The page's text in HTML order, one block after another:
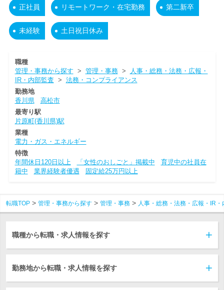
正社員 リモートワーク・在宅勤務 第二新卒
未経験 土日祝日休み
職種
管理・事務から探す > 管理・事務>
人事・総務・法務・広報・
IR・内部監査 > 法務・コンプライアンス
勤務地
香川県
高松市
最寄り駅
片原町(香川県)駅
業種
電力・ガス・エネルギー
特徴
年間休日120日以上
「女性のおしごと」掲載中
育児中の社員在
籍中
業界経験者優遇 固定給25万円以上
転職TOP 管理・事務から探す 管理・事務 人事・総務・法務・広報・IR・
職種から転職・求人情報を探す
勤務地から転職・求人情報を探す